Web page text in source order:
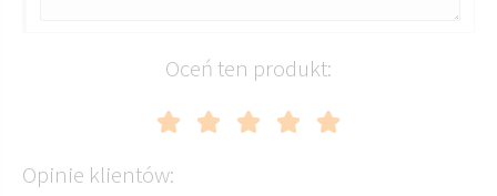
Oceń ten produkt:
Opinie klientów: